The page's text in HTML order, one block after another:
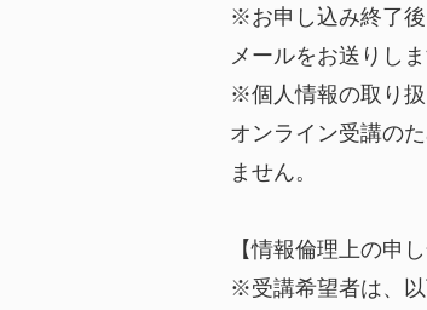
※お申し込み終了
メールをお送りしま
※個人情報の取り
オンライン受講の
ません。
【情報倫理上の申
※受講希望者は、以